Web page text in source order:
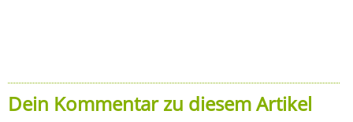
Dein Kommentar zu diesem Artikel